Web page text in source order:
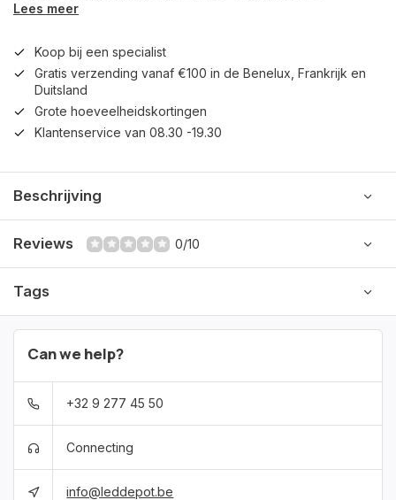
Lees meer
Koop bij een specialist
Gratis verzending vanaf €100 in de Benelux, Frankrijk en
Duitsland
Grote hoeveelheidskortingen
Klantenservice van 08.30 -19.30
Beschrijving
Reviews 0/10
Tags
Can we help?
+32 9 277 45 50
Connecting
info@leddepot.be